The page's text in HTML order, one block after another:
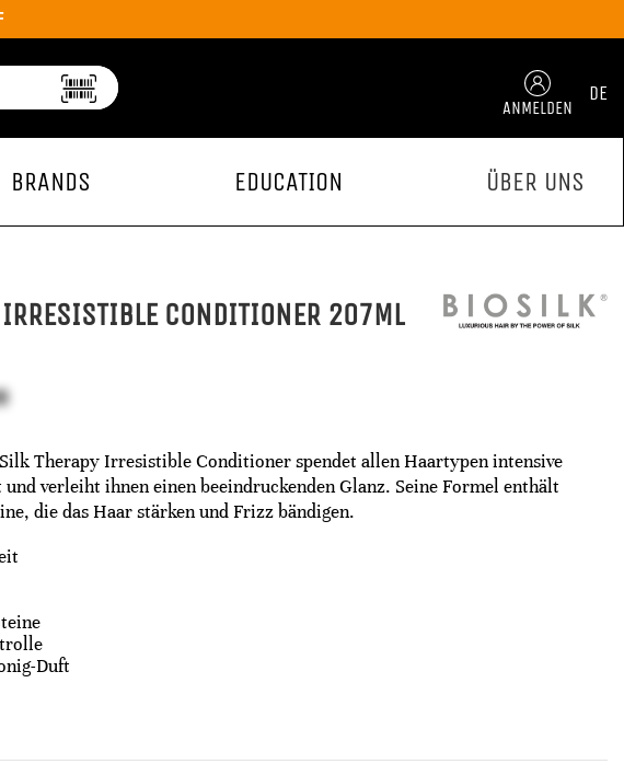
ANMELDEN
DE
BRANDS EDUCATION ÜBER UNS
CONDITIONER 207ML
Therapy Irresistible Conditioner spendet allen Haartypen intensive
verleiht ihnen einen beeindruckenden Glanz. Seine Formel enthält
die das Haar stärken und Frizz bändigen.
Duft